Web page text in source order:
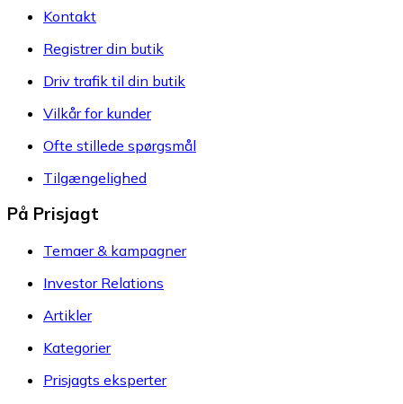
Kontakt
Registrer din butik
Driv trafik til din butik
Vilkår for kunder
Ofte stillede spørgsmål
Tilgængelighed
På Prisjagt
Temaer & kampagner
Investor Relations
Artikler
Kategorier
Prisjagts eksperter